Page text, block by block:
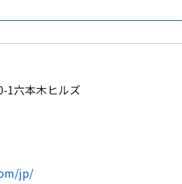
1六本木ヒルズ
jp/